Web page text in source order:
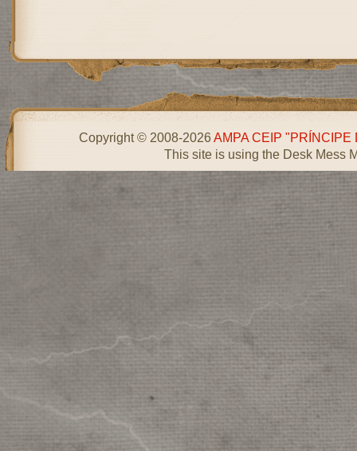
Copyright © 2008-2026AMPA CEIP "PRÍNCIPE
This site is using the Desk Mess